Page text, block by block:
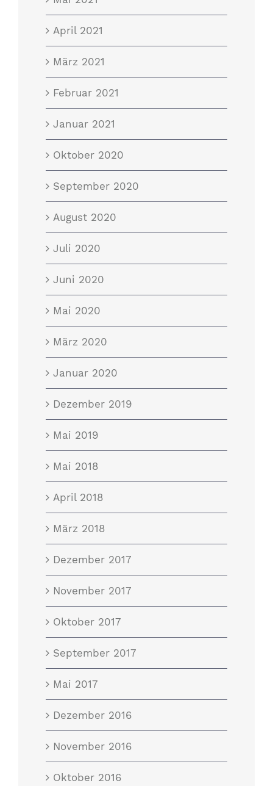
April 2021
März 2021
Februar 2021
Januar 2021
Oktober 2020
September 2020
August 2020
Juli 2020
Juni 2020
Mai 2020
März 2020
Januar 2020
Dezember 2019
Mai 2019
Mai 2018
April 2018
März 2018
Dezember 2017
November 2017
Oktober 2017
September 2017
Mai 2017
Dezember 2016
November 2016
Oktober 2016